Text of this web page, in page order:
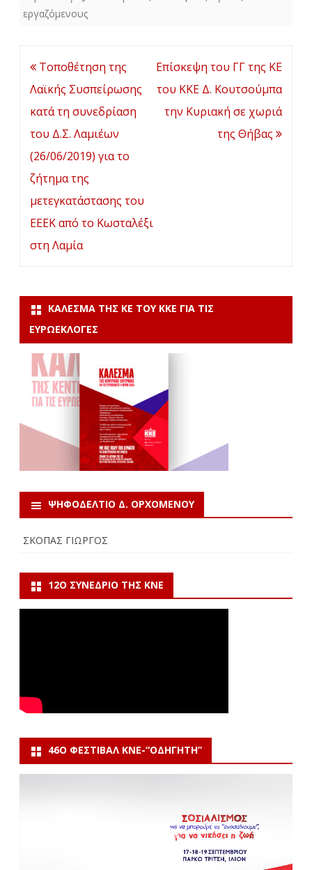
εργαζόμενους
Πλοήγηση
άρθρων
Τοποθέτηση της
Λαϊκής Συσπείρωσης
κατά τη συνεδρίαση
του Δ.Σ. Λαμιέων
(26/06/2019) για το
ζήτημα της
μετεγκατάστασης του
ΕΕΕΚ από το Κωσταλέξι
στη Λαμία
Επίσκεψη του ΓΓ της ΚΕ
του ΚΚΕ Δ. Κουτσούμπα
την Κυριακή σε χωριά
της Θήβας
ΚΆΛΕΣΜΑ ΤΗΣ ΚΕ ΤΟΥ ΚΚΕ ΓΙΑ ΤΙΣ
ΕΥΡΩΕΚΛΟΓΈΣ
ΨΗΦΟΔΕΛΤΙΟ Δ. ΟΡΧΟΜΕΝΟΥ
ΣΚΟΠΑΣ ΓΙΩΡΓΟΣ
12Ο ΣΥΝΈΔΡΙΟ ΤΗΣ ΚΝΕ
46Ο ΦΕΣΤΙΒΆΛ ΚΝΕ-“ΟΔΗΓΗΤΗ”
Πρόγραμμα